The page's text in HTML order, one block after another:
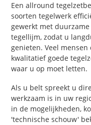
Een allround
soorten tegelwerk
gewerkt met
tegellijm, zodat u
genieten. Veel
kwalitatief goede
waar u op moet letten.
Als u belt spreekt u
werkzaam is in uw
in de mogelijkheden,
'technische schouw'